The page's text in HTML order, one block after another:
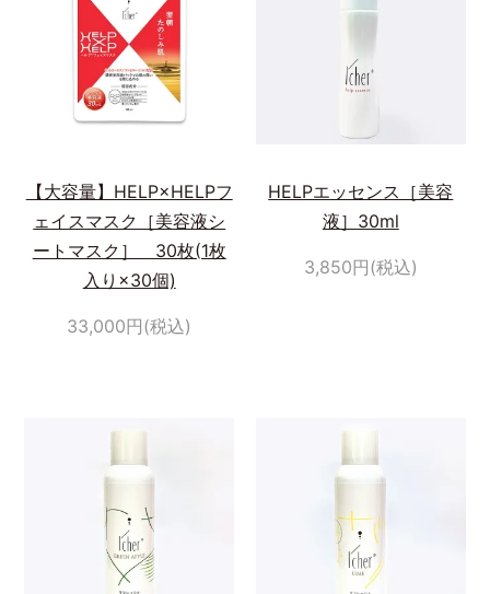
【大容量】HELP×HELPフ
ェイスマスク［美容液シ
ートマスク］ 30枚(1枚
入り×30個)
33,000円(税込)
HELPエッセンス［美容
液］30ml
3,850円(税込)